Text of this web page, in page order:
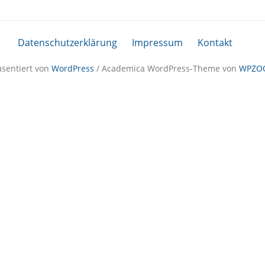
Datenschutzerklärung Impressum Kontakt
von WordPress / Academica WordPress-Theme von